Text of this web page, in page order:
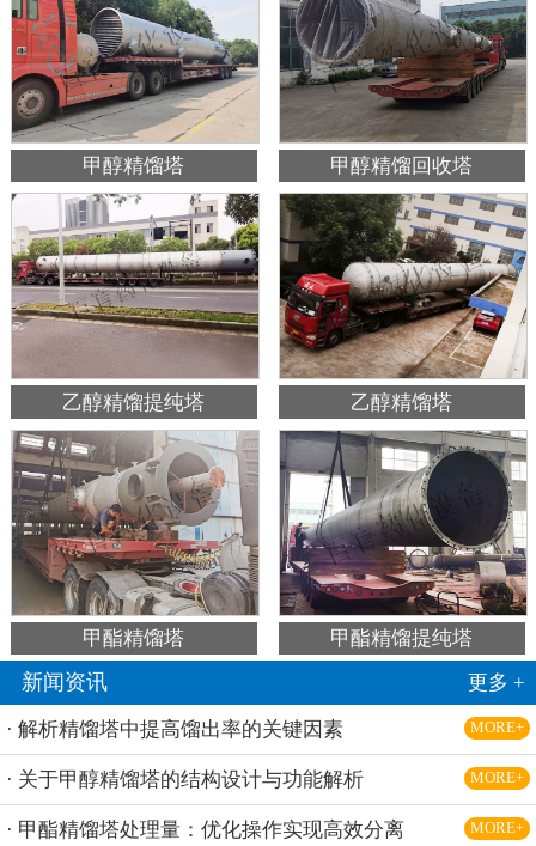
甲醇精馏塔 甲醇精馏回收塔
乙醇精馏提纯塔 乙醇精馏塔
甲酯精馏塔 甲酯精馏提纯塔
新闻资讯 更多 +
· 解析精馏塔中提高馏出率的关键因素 MORE+
· 关于甲醇精馏塔的结构设计与功能解析 MORE+
· 甲酯精馏塔处理量：优化操作实现高效分离 MORE+